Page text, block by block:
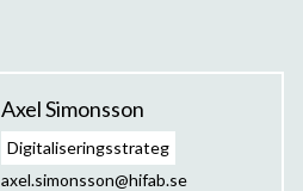
Axel Simonsson
Digitaliseringsstrateg
axel.simonsson@hifab.se